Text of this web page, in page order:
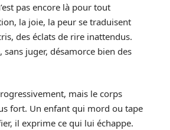
pas encore là pour tout
la joie, la peur se traduisent
des éclats de rire inattendus.
juger, désamorce bien des
mais le corps
fort. Un enfant qui mord ou tape
il exprime ce qui lui échappe.